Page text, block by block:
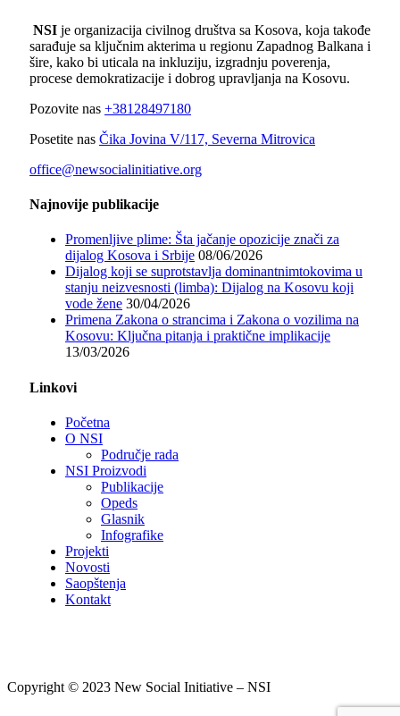
NSI je organizacija civilnog društva sa Kosova, koja takođe
sarađuje sa ključnim akterima u regionu Zapadnog Balkana i
šire, kako bi uticala na inkluziju, izgradnju poverenja,
procese demokratizacije i dobrog upravljanja na Kosovu.
Pozovite nas +38128497180
Posetite nas Čika Jovina V/117, Severna Mitrovica
office@newsocialinitiative.org
Najnovije publikacije
Promenljive plime: Šta jačanje opozicije znači za
dijalog Kosova i Srbije 08/06/2026
Dijalog koji se suprotstavlja dominantnimtokovima u
stanju neizvesnosti (limba): Dijalog na Kosovu koji
vode žene 30/04/2026
Primena Zakona o strancima i Zakona o vozilima na
Kosovu: Ključna pitanja i praktične implikacije
13/03/2026
Linkovi
Početna
O NSI
Područje rada
NSI Proizvodi
Publikacije
Opeds
Glasnik
Infografike
Projekti
Novosti
Saopštenja
Kontakt
Copyright © 2023 New Social Initiative – NSI